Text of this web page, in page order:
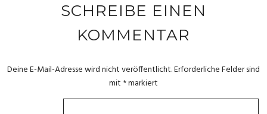
SCHREIBE EINEN
KOMMENTAR
Deine E-Mail-Adresse wird nicht veröffentlicht.Erforderliche Felder sind
mit *markiert